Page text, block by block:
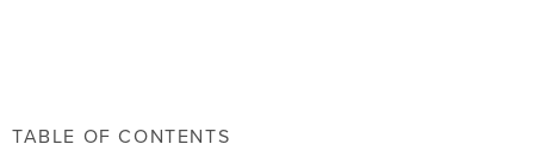
TABLE OF CONTENTS